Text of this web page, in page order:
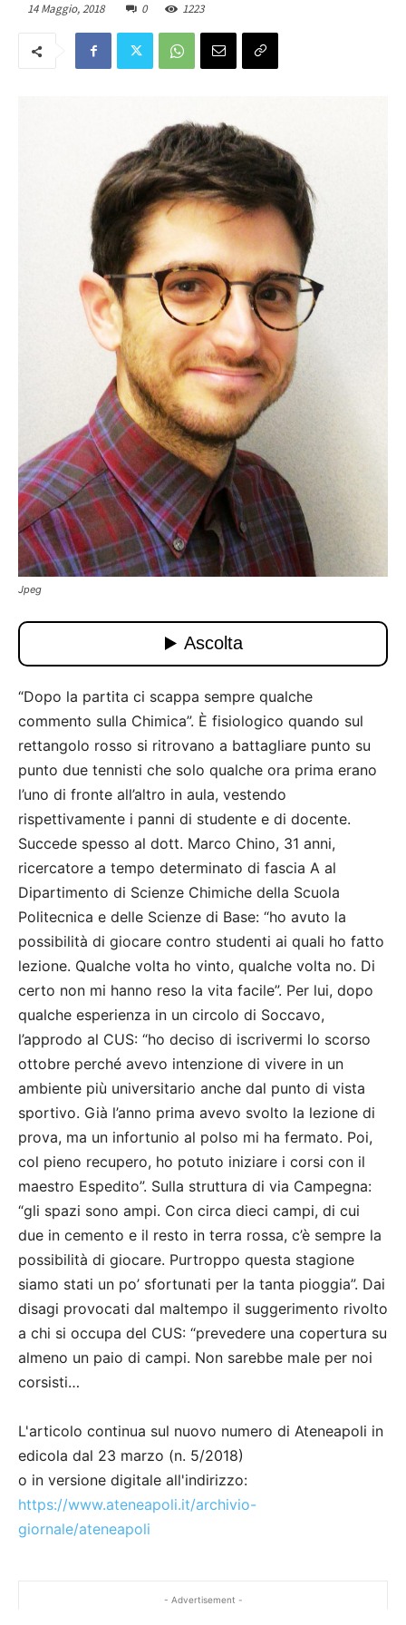
14 Maggio, 2018 0 1223
Jpeg
“Dopo la partita ci scappa sempre qualche
commento sulla Chimica”. È fisiologico quando sul
rettangolo rosso si ritrovano a battagliare punto su
punto due tennisti che solo qualche ora prima erano
l’uno di fronte all’altro in aula, vestendo
rispettivamente i panni di studente e di docente.
Succede spesso al dott. Marco Chino, 31 anni,
ricercatore a tempo determinato di fascia A al
Dipartimento di Scienze Chimiche della Scuola
Politecnica e delle Scienze di Base: “ho avuto la
possibilità di giocare contro studenti ai quali ho fatto
lezione. Qualche volta ho vinto, qualche volta no. Di
certo non mi hanno reso la vita facile”. Per lui, dopo
qualche esperienza in un circolo di Soccavo,
l’approdo al CUS: “ho deciso di iscrivermi lo scorso
ottobre perché avevo intenzione di vivere in un
ambiente più universitario anche dal punto di vista
sportivo. Già l’anno prima avevo svolto la lezione di
prova, ma un infortunio al polso mi ha fermato. Poi,
col pieno recupero, ho potuto iniziare i corsi con il
maestro Espedito”. Sulla struttura di via Campegna:
“gli spazi sono ampi. Con circa dieci campi, di cui
due in cemento e il resto in terra rossa, c’è sempre la
possibilità di giocare. Purtroppo questa stagione
siamo stati un po’ sfortunati per la tanta pioggia”. Dai
disagi provocati dal maltempo il suggerimento rivolto
a chi si occupa del CUS: “prevedere una copertura su
almeno un paio di campi. Non sarebbe male per noi
corsisti…
L'articolo continua sul nuovo numero di Ateneapoli in
edicola dal 23 marzo (n. 5/2018)
o in versione digitale all'indirizzo:
https://www.ateneapoli.it/archivio-
giornale/ateneapoli
- Advertisement -